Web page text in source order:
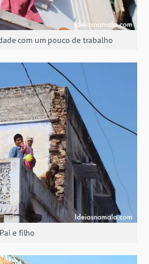
com um pouco de trabalho
Pai e filho